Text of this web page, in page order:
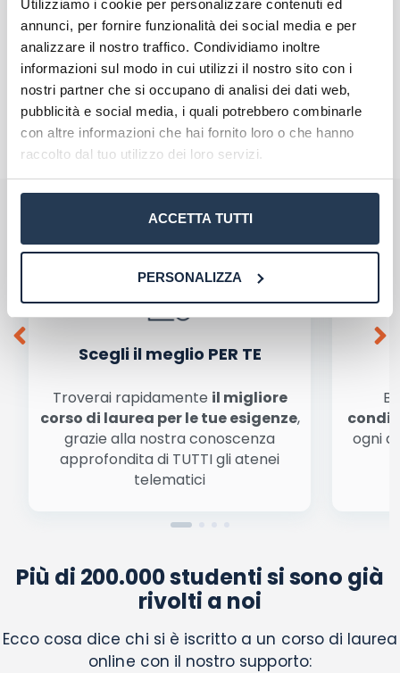
Utilizziamo i cookie per personalizzare contenuti ed
annunci, per fornire funzionalità dei social media e per
analizzare il nostro traffico. Condividiamo inoltre
informazioni sul modo in cui utilizzi il nostro sito con i
nostri partner che si occupano di analisi dei dati web,
pubblicità e social media, i quali potrebbero combinarle
con altre informazioni che hai fornito loro o che hanno
raccolto dal tuo utilizzo dei loro servizi.
ACCETTA TUTTI
PERSONALIZZA
La tua email sarà utilizzata per comunicarti se qualcuno risponde al tuo commento
dalla
cookie salvi i tuoi dati (nome, email) per il prossimo commento.
Ho letto e acconsento l'informativa
Acconsento all'uso dei miei dati da parte di terzi per
finalità di marketing diretto con modalità
conferma e pubblica
Perché rivolgersi ad AteneiOnline.it:
Scegli il meglio PER TE
Troverai rapidamente il migliore
corso di laurea per le tue esigenze,
grazie alla nostra conoscenza
approfondita di TUTTI gli atenei
telematici
ogni
Più di 200.000 studenti si sono già
rivolti a noi
Ecco cosa dice chi si è iscritto a un corso di laurea
online con il nostro supporto: